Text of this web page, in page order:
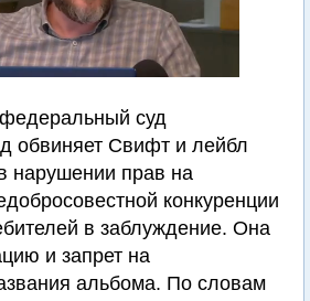
суд
обвиняет Свифт и лейбл
нарушении прав на
конкуренции
в заблуждение. Она
и запрет на
альбома. По словам